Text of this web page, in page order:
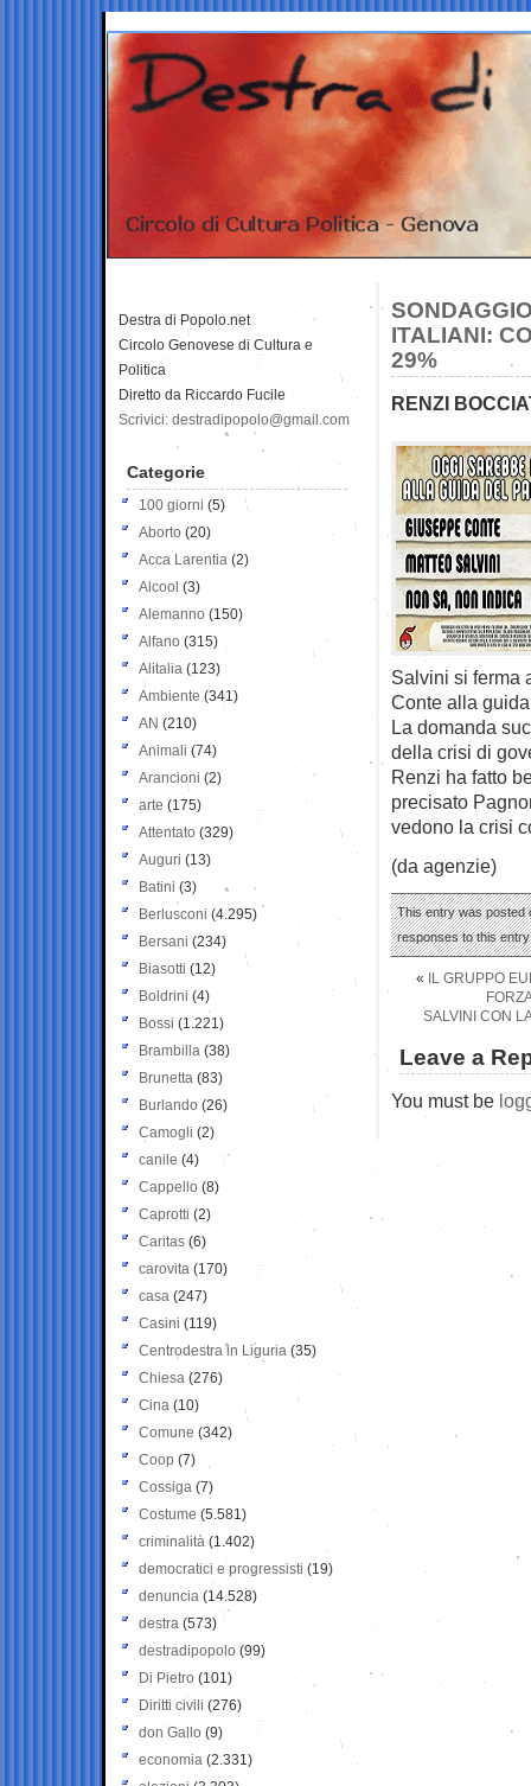
ITALIANI:
29%
RENZI
Salvini si ferma
Conte alla
La domanda
della crisi di
Renzi ha fatto
precisato
vedono la crisi
(da agenzie)
This entry was posted
responses to this
«
IL GRUPPO
SALVINI CON
Leave a
You must be
Destra di Popolo.net
Circolo Genovese di Cultura e
Politica
Diretto da Riccardo Fucile
Scrivici: destradipopolo@gmail.com
Categorie
100 giorni (5)
Aborto (20)
Acca Larentia (2)
Alcool (3)
Alemanno (150)
Alfano (315)
Alitalia (123)
Ambiente (341)
AN (210)
Animali (74)
Arancioni (2)
arte (175)
Attentato (329)
Auguri (13)
Batini (3)
Berlusconi (4.295)
Bersani (234)
Biasotti (12)
Boldrini (4)
Bossi (1.221)
Brambilla (38)
Brunetta (83)
Burlando (26)
Camogli (2)
canile (4)
Cappello (8)
Caprotti (2)
Caritas (6)
carovita (170)
casa (247)
Casini (119)
Centrodestra in Liguria (35)
Chiesa (276)
Cina (10)
Comune (342)
Coop (7)
Cossiga (7)
Costume (5.581)
criminalità (1.402)
democratici e progressisti (19)
denuncia (14.528)
destra (573)
destradipopolo (99)
Di Pietro (101)
Diritti civili (276)
don Gallo (9)
economia (2.331)